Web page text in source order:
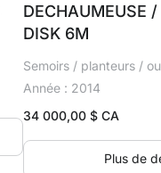
DECHAUMEUSE
DISK 6M
Semoirs / planteurs /
Année : 2014
34 000,00$ CA
Plus de